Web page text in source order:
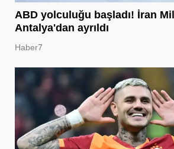
ABD yolculuğu başladı! İran
Antalya'dan ayrıldı
Haber7